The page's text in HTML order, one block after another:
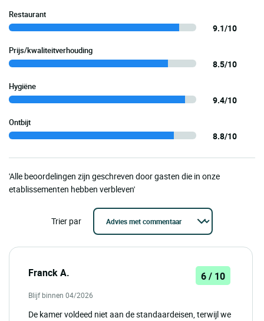
Restaurant
9.1/10
Prijs/kwaliteitverhouding
8.5/10
Hygiëne
9.4/10
Ontbijt
8.8/10
'Alle beoordelingen zijn geschreven door gasten die in onze
etablissementen hebben verbleven'
Trier par
Franck A. 6 / 10
Blijf binnen 04/2026
De kamer voldeed niet aan de standaardeisen, terwijl we